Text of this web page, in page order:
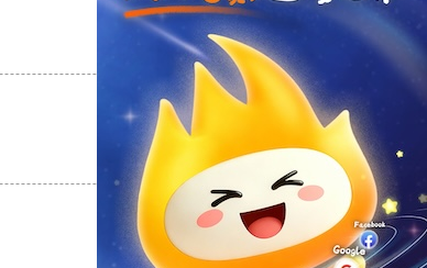
支持
反对 [0]